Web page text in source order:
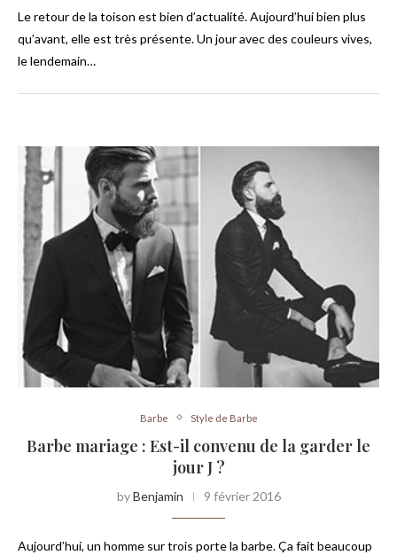
Le retour de la toison est bien d’actualité. Aujourd’hui bien plus
qu’avant, elle est très présente. Un jour avec des couleurs vives,
le lendemain…
Barbe Style de Barbe
Barbe mariage : Est-il convenu de la garder le
jour J ?
byBenjamin 9 février 2016
Aujourd’hui, un homme sur trois porte la barbe. Ça fait beaucoup